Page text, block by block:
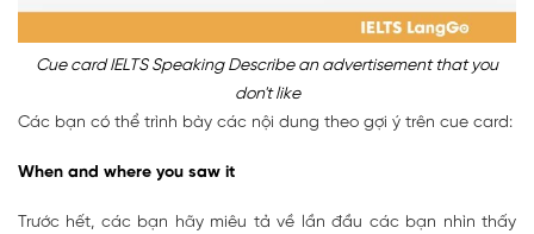
Cue card IELTS Speaking Describe an advertisement that you
don't like
Các bạn có thể trình bày các nội dung theo gợi ý trên cue card:
When and where you saw it
Trước hết, các bạn hãy miêu tả về lần đầu các bạn nhìn thấy